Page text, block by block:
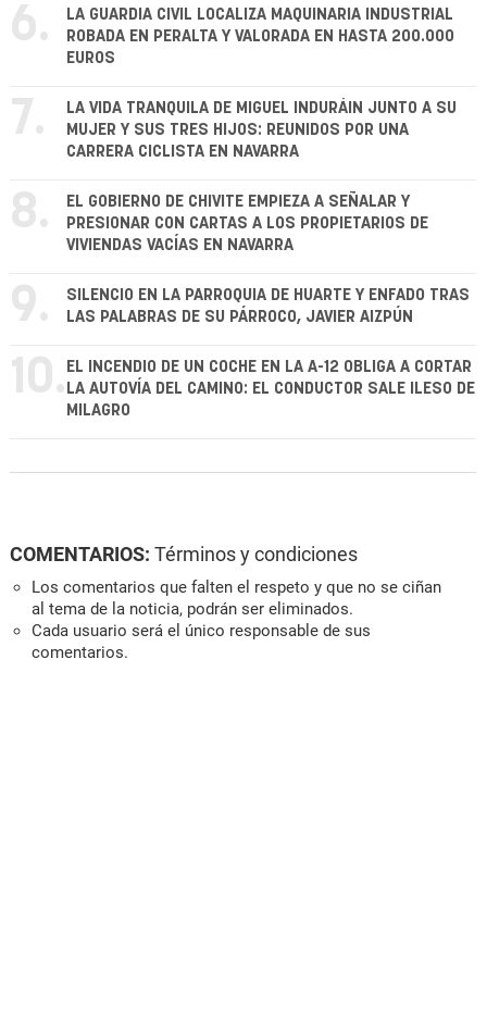
6.
LA GUARDIA CIVIL LOCALIZA MAQUINARIA INDUSTRIAL
ROBADA EN PERALTA Y VALORADA EN HASTA 200.000
EUROS
7.
LA VIDA TRANQUILA DE MIGUEL INDURÁIN JUNTO A SU
MUJER Y SUS TRES HIJOS: REUNIDOS POR UNA
CARRERA CICLISTA EN NAVARRA
8.
EL GOBIERNO DE CHIVITE EMPIEZA A SEÑALAR Y
PRESIONAR CON CARTAS A LOS PROPIETARIOS DE
VIVIENDAS VACÍAS EN NAVARRA
9.
SILENCIO EN LA PARROQUIA DE HUARTE Y ENFADO TRAS
LAS PALABRAS DE SU PÁRROCO, JAVIER AIZPÚN
10. EL INCENDIO DE UN COCHE EN LA A-12 OBLIGA A CORTAR
LA AUTOVÍA DEL CAMINO: EL CONDUCTOR SALE ILESO DE
MILAGRO
COMENTARIOS: Términos y condiciones
Los comentarios que falten el respeto y que no se ciñan
al tema de la noticia, podrán ser eliminados.
Cada usuario será el único responsable de sus
comentarios.